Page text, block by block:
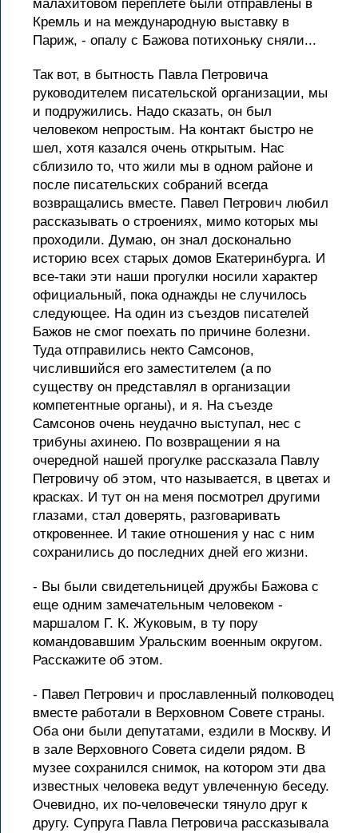
малахитовом переплете были отправлены в
Кремль и на международную выставку в
Париж, - опалу с Бажова потихоньку сняли...
Так вот, в бытность Павла Петровича
руководителем писательской организации, мы
и подружились. Надо сказать, он был
человеком непростым. На контакт быстро не
шел, хотя казался очень открытым. Нас
сблизило то, что жили мы в одном районе и
после писательских собраний всегда
возвращались вместе. Павел Петрович любил
рассказывать о строениях, мимо которых мы
проходили. Думаю, он знал досконально
историю всех старых домов Екатеринбурга. И
все-таки эти наши прогулки носили характер
официальный, пока однажды не случилось
следующее. На один из съездов писателей
Бажов не смог поехать по причине болезни.
Туда отправились некто Самсонов,
числившийся его заместителем (а по
существу он представлял в организации
компетентные органы), и я. На съезде
Самсонов очень неудачно выступал, нес с
трибуны ахинею. По возвращении я на
очередной нашей прогулке рассказала Павлу
Петровичу об этом, что называется, в цветах и
красках. И тут он на меня посмотрел другими
глазами, стал доверять, разговаривать
откровеннее. И такие отношения у нас с ним
сохранились до последних дней его жизни.
- Вы были свидетельницей дружбы Бажова с
еще одним замечательным человеком -
маршалом Г. К. Жуковым, в ту пору
командовавшим Уральским военным округом.
Расскажите об этом.
- Павел Петрович и прославленный полководец
вместе работали в Верховном Совете страны.
Оба они были депутатами, ездили в Москву. И
в зале Верховного Совета сидели рядом. В
музее сохранился снимок, на котором эти два
известных человека ведут увлеченную беседу.
Очевидно, их по-человечески тянуло друг к
другу. Супруга Павла Петровича рассказывала